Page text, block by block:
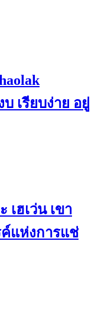
เรียบง่าย อยู่
เฮเว่น เขา
แห่งการแช่